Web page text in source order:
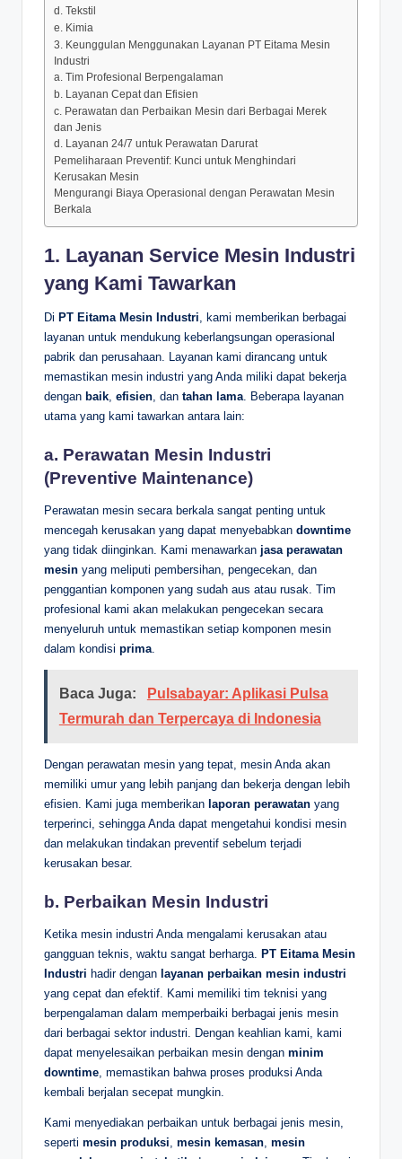
d. Tekstil
e. Kimia
3. Keunggulan Menggunakan Layanan PT Eitama Mesin
Industri
a. Tim Profesional Berpengalaman
b. Layanan Cepat dan Efisien
c. Perawatan dan Perbaikan Mesin dari Berbagai Merek
dan Jenis
d. Layanan 24/7 untuk Perawatan Darurat
Pemeliharaan Preventif: Kunci untuk Menghindari
Kerusakan Mesin
Mengurangi Biaya Operasional dengan Perawatan Mesin
Berkala
1. Layanan Service Mesin Industri
yang Kami Tawarkan
Di PT Eitama Mesin Industri , kami memberikan berbagai
layanan untuk mendukung keberlangsungan operasional
pabrik dan perusahaan. Layanan kami dirancang untuk
memastikan mesin industri yang Anda miliki dapat bekerja
dengan baik efisien , dan tahan lama . Beberapa layanan
utama yang kami tawarkan antara lain:
a. Perawatan Mesin Industri
(Preventive Maintenance)
Perawatan mesin secara berkala sangat penting untuk
mencegah kerusakan yang dapat menyebabkan downtime
yang tidak diinginkan. Kami menawarkan jasa perawatan
mesin yang meliputi pembersihan, pengecekan, dan
penggantian komponen yang sudah aus atau rusak. Tim
profesional kami akan melakukan pengecekan secara
menyeluruh untuk memastikan setiap komponen mesin
dalam kondisi prima.
Baca Juga:
Pulsabayar: Aplikasi Pulsa
Termurah dan Terpercaya di Indonesia
Dengan perawatan mesin yang tepat, mesin Anda akan
memiliki umur yang lebih panjang dan bekerja dengan lebih
efisien. Kami juga memberikan laporan perawatan yang
terperinci, sehingga Anda dapat mengetahui kondisi mesin
dan melakukan tindakan preventif sebelum terjadi
kerusakan besar.
b. Perbaikan Mesin Industri
Ketika mesin industri Anda mengalami kerusakan atau
gangguan teknis, waktu sangat berharga. PT Eitama Mesin
Industri hadir dengan layanan perbaikan mesin industri
yang cepat dan efektif. Kami memiliki tim teknisi yang
berpengalaman dalam memperbaiki berbagai jenis mesin
dari berbagai sektor industri. Dengan keahlian kami, kami
dapat menyelesaikan perbaikan mesin dengan minim
downtime , memastikan bahwa proses produksi Anda
kembali berjalan secepat mungkin.
Kami menyediakan perbaikan untuk berbagai jenis mesin,
seperti mesin produksi mesin kemasan mesin